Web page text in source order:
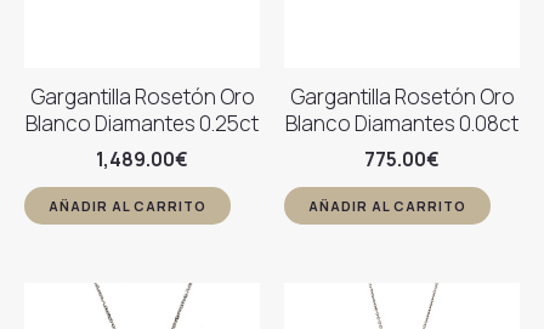
Gargantilla Rosetón Oro
Blanco Diamantes 0.25ct
1,489.00€
AÑADIR AL CARRITO
Gargantilla Rosetón Oro
Blanco Diamantes 0.08ct
775.00€
AÑADIR AL CARRITO